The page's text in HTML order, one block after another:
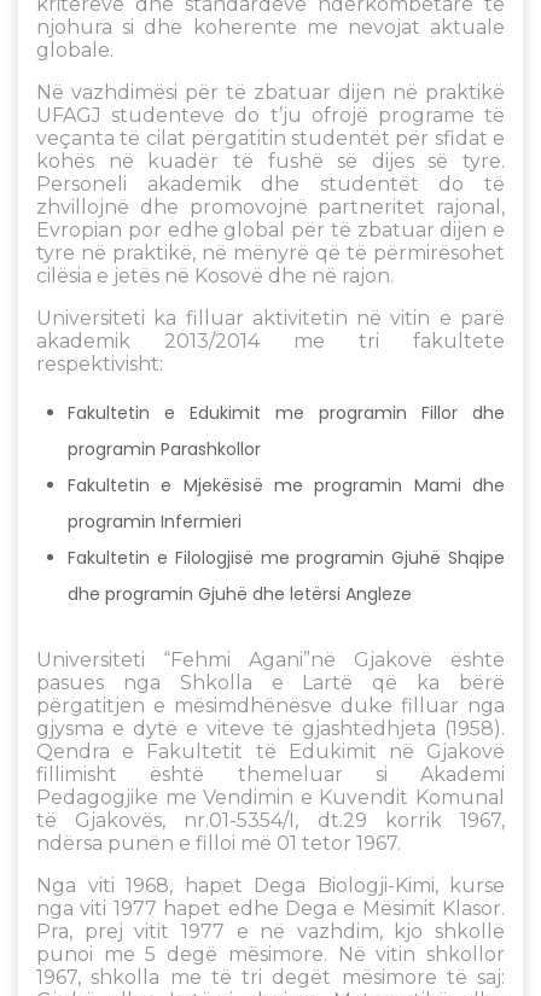
njohura si dhe koherente me nevojat aktuale
globale.
Në vazhdimësi për të zbatuar dijen në praktikë
UFAGJ studenteve do t’ju ofrojë programe të
veçanta të cilat përgatitin studentët për sfidat e
kohës në kuadër të fushë së dijes së tyre.
Personeli akademik dhe studentët do të
zhvillojnë dhe promovojnë partneritet rajonal,
Evropian por edhe global për të zbatuar dijen e
tyre në praktikë, në mënyrë që të përmirësohet
cilësia e jetës në Kosovë dhe në rajon.
Universiteti ka filluar aktivitetin në vitin e parë
akademik 2013/2014 me tri fakultete
respektivisht:
Fakultetin e Edukimit me programin Fillor dhe
programin Parashkollor
Fakultetin e Mjekësisë me programin Mami dhe
programin Infermieri
Fakultetin e Filologjisë me programin Gjuhë Shqipe
dhe programin Gjuhë dhe letërsi Angleze
Universiteti “Fehmi Agani”në Gjakovë është
pasues nga Shkolla e Lartë që ka bërë
përgatitjen e mësimdhënësve duke filluar nga
gjysma e dytë e viteve të gjashtëdhjeta (1958).
Qendra e Fakultetit të Edukimit në Gjakovë
fillimisht është themeluar si Akademi
Pedagogjike me Vendimin e Kuvendit Komunal
të Gjakovës, nr.01-5354/I, dt.29 korrik 1967,
ndërsa punën e filloi më 01 tetor 1967.
Nga viti 1968, hapet Dega Biologji-Kimi, kurse
nga viti 1977 hapet edhe Dega e Mësimit Klasor.
Pra, prej vitit 1977 e në vazhdim, kjo shkollë
punoi me 5 degë mësimore. Në vitin shkollor
1967, shkolla me të tri degët mësimore të saj: